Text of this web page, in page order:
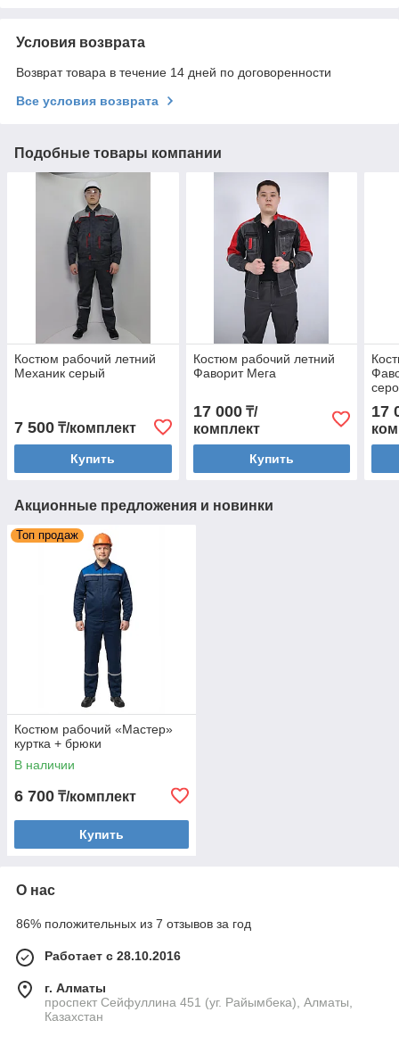
Условия возврата
Возврат товара в течение 14 дней по договоренности
Все условия возврата
Подобные товары компании
Костюм рабочий летний
Механик серый
7 500 ₸/комплект
Купить
Костюм рабочий летний
Фаворит Мега
17 000₸/
комплект
Купить
17
Акционные предложения и новинки
Топ продаж
Костюм рабочий «Мастер»
куртка + брюки
В наличии
6 700 ₸/комплект
Купить
О нас
86% положительных из 7 отзывов за год
Работает с 28.10.2016
г. Алматы
проспект Сейфуллина 451 (уг. Райымбека), Алматы,
Казахстан